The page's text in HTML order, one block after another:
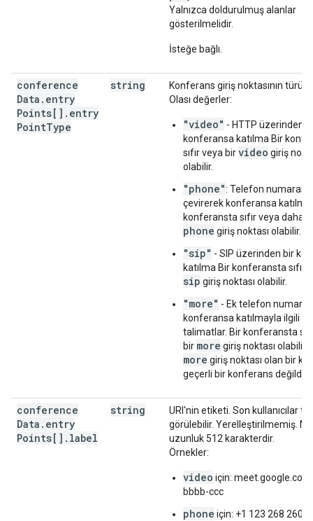
Yalnızca doldurulmuş alanlar
gösterilmelidir.
İsteğe bağlı.
conference
Data . entry
Points[] . entry
PointType
string
Konferans giriş noktasının türü.
Olası değerler:
"video" - HTTP üzerinden
konferansa katılma Bir
sıfır veya birvideo giriş
olabilir.
"phone": Telefon numarası
çevirerek konferansa
konferansta sıfır veya daha
phone giriş noktası olabilir.
"sip" - SIP üzerinden bir
katılma Bir konferansta sıfır
sip giriş noktası olabilir.
"more" - Ek telefon
konferansa katılmayla ilgili
talimatlar. Bir konferansta
bir more giriş noktası olabilir.
more giriş noktası olan bir
geçerli bir konferans değildir.
conference
Data . entry
Points[] . label
string
URI'nin etiketi. Son kullanıcılar
görülebilir. Yerelleştirilmemiş.
uzunluk 512 karakterdir.
Örnekler:
video için:
bbbb-ccc
phone için: +1 123 268 2601